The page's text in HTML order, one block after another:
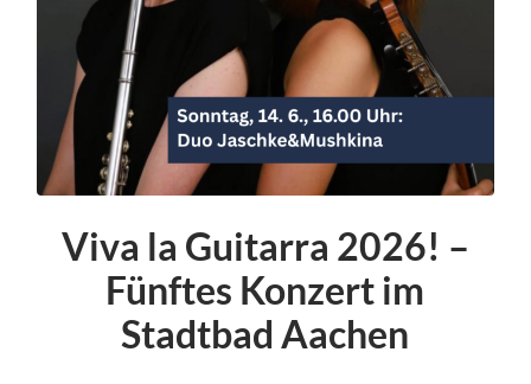
Viva la Guitarra 2026! –
Fünftes Konzert im
Stadtbad Aachen